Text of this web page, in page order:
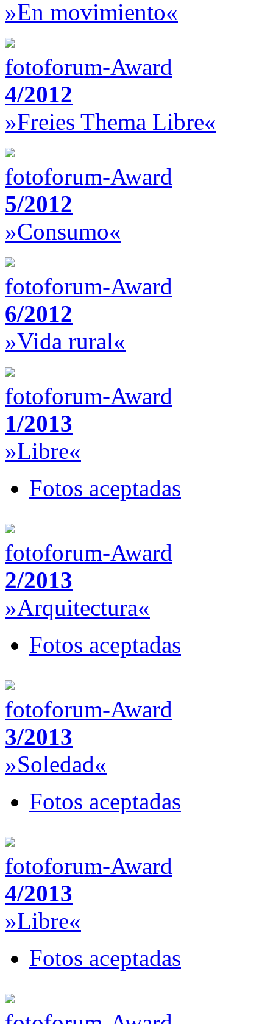
»En movimiento«
fotoforum-Award
4/2012
»Freies Thema Libre«
fotoforum-Award
5/2012
»Consumo«
fotoforum-Award
6/2012
»Vida rural«
fotoforum-Award
1/2013
»Libre«
Fotos aceptadas
fotoforum-Award
2/2013
»Arquitectura«
Fotos aceptadas
fotoforum-Award
3/2013
»Soledad«
Fotos aceptadas
fotoforum-Award
4/2013
»Libre«
Fotos aceptadas